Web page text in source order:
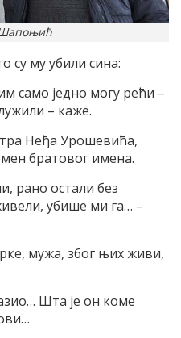
су му убили сина:
само једно могу рећи –
– каже.
Неђа Урошевића,
братовог имена.
рано остали без
убише ми га… –
мужа, због њих живи,
Шта је он коме